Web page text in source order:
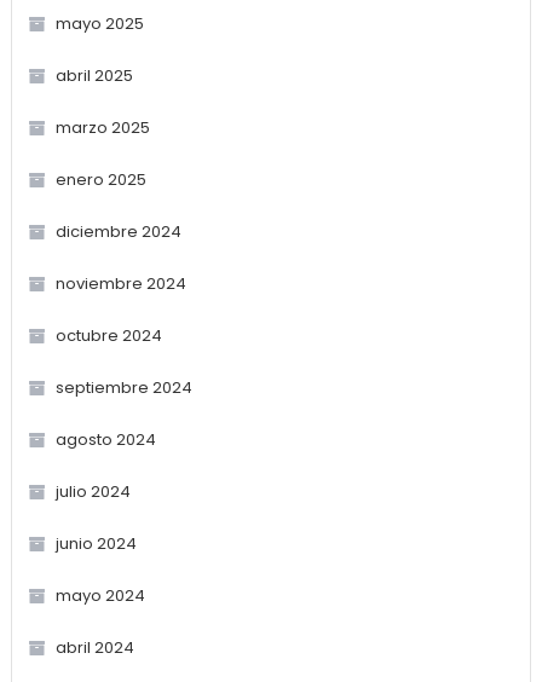
mayo 2025
abril 2025
marzo 2025
enero 2025
diciembre 2024
noviembre 2024
octubre 2024
septiembre 2024
agosto 2024
julio 2024
junio 2024
mayo 2024
abril 2024